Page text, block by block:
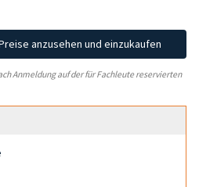
anzusehen und einzukaufen
Anmeldung auf der für Fachleute reservierten